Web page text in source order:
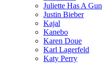
Juliette Has A Gun
Justin Bieber
Kajal
Kanebo
Karen Doue
Karl Lagerfeld
Katy Perry